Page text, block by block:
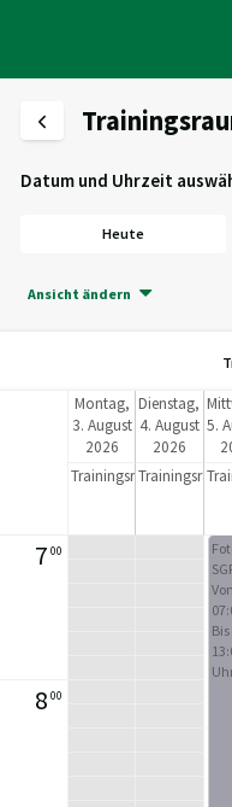
Datum und Uhrzeit
Heute
Ansicht ändern
Montag,
3. August
2026
Dienstag,
4. August
2026
5.
TrainingsraumTrainingsraum
7 00
8 00
Von
Bis